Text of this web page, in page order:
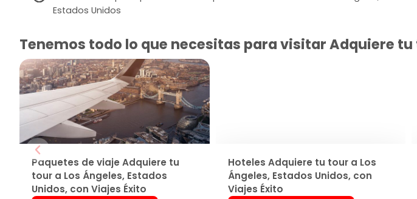
Estados Unidos
Tenemos todo lo que necesitas para visitar Adquiere tu
Paquetes de viaje Adquiere tu
tour a Los Ángeles, Estados
Unidos, con Viajes Éxito
Hoteles Adquiere tu tour a Los
Ángeles, Estados Unidos, con
Viajes Éxito